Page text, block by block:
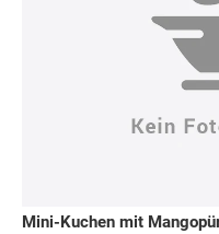
Mini-Kuchen mit